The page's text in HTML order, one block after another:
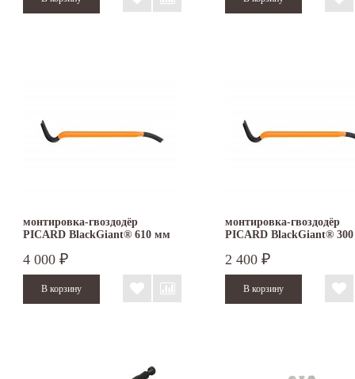
монтировка-гвоздодёр
PICARD BlackGiant® 610 мм
4 000 ₽
монтировка-гвоздодёр
PICARD BlackGiant®
2 400 ₽